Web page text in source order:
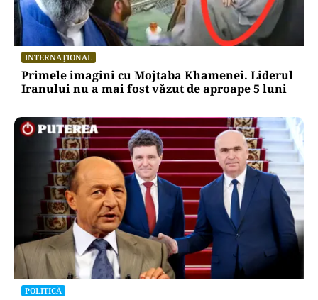
INTERNAȚIONAL
Primele imagini cu Mojtaba Khamenei. Liderul
Iranului nu a mai fost văzut de aproape 5 luni
POLITICĂ